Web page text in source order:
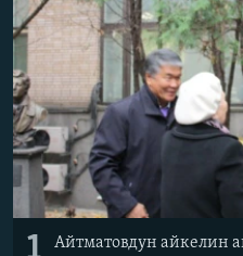
ЭЕ/АРнун бардык
Айтматовдун айкелин